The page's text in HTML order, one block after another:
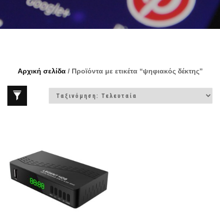
Αρχική σελίδα/ Προϊόντα με ετικέτα “ψηφιακός δέκτης”